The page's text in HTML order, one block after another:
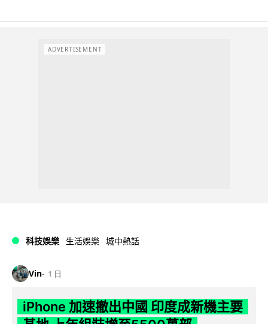
ADVERTISEMENT
科技娛樂 生活娛樂 城中熱話
Vin 1 日
iPhone 加速撤出中國 印度成新機主要